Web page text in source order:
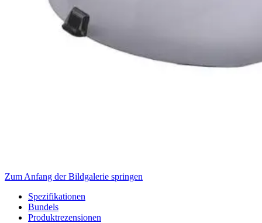
Zum Anfang der Bildgalerie springen
Spezifikationen
Bundels
Produktrezensionen